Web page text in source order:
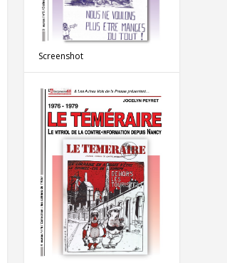
Screenshot